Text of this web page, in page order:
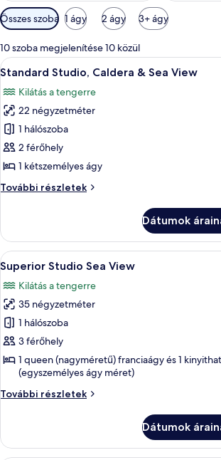
Szobákhoz
rendelkezésre
álló
szűrők
Összes szoba 1 ágy 2 ágy 3+ ágy
10 szoba megjelenítése 10 közül
A
következő
szoba
összes
képének
megtekintése:
Standard
Caldera
View
Egy modern
4
Standard Studio, Caldera & Sea View
Kilátás a tengerre
22 négyzetméter
1 hálószoba
2 férőhely
1 kétszemélyes ágy
További részletek
Standard
Sea
View
további
részletei
Dátumok
A
következő
szoba
összes
képének
megtekintése:
Superior
Studio
Sea
Egy modern
27
Superior Studio Sea View
Kilátás a tengerre
35 négyzetméter
1 hálószoba
3 férőhely
1 queen (nagyméretű) franciaágy és 1
(egyszemélyes ágy méret)
További részletek
Superior
további
részletei
Dátumok